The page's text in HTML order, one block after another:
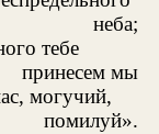
неба;
тебе
принесем мы
могучий,
помилуй».